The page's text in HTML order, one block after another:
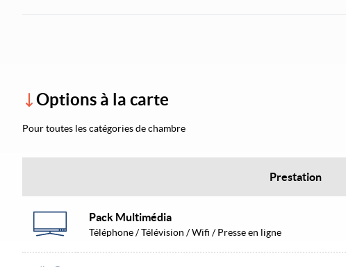
Options à la carte
Pour toutes les catégories de chambre
Prestation
Pack Multimédia
Téléphone / Télévision / Wifi / Presse en ligne